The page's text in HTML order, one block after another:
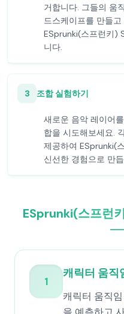
거합니다. 그들의 움
드스케이프를 만들
ESprunki(스프런키)
니다.
3 조합 실험하기
새로운 음악 레이어
합을 시도해보세요.
제공하여 ESprunki(
신선한 경험으로 만
ESprunki(스프런
1
캐릭터 움직
캐릭터 움직